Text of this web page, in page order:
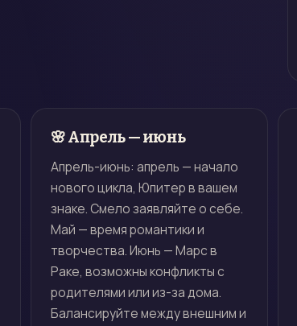
🌸 Апрель — июнь
Апрель-июнь: апрель — начало
нового цикла, Юпитер в вашем
знаке. Смело заявляйте о себе.
Май — время романтики и
творчества. Июнь — Марс в
Раке, возможны конфликты с
родителями или из-за дома.
Балансируйте между внешним и